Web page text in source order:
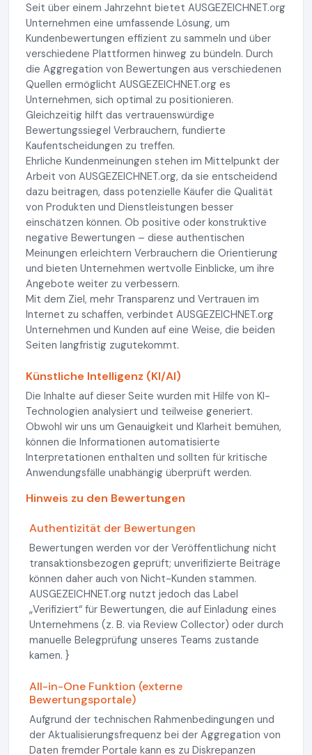
Seit über einem Jahrzehnt bietet AUSGEZEICHNET.org
Unternehmen eine umfassende Lösung, um
Kundenbewertungen effizient zu sammeln und über
verschiedene Plattformen hinweg zu bündeln. Durch
die Aggregation von Bewertungen aus verschiedenen
Quellen ermöglicht AUSGEZEICHNET.org es
Unternehmen, sich optimal zu positionieren.
Gleichzeitig hilft das vertrauenswürdige
Bewertungssiegel Verbrauchern, fundierte
Kaufentscheidungen zu treffen.
Ehrliche Kundenmeinungen stehen im Mittelpunkt der
Arbeit von AUSGEZEICHNET.org, da sie entscheidend
dazu beitragen, dass potenzielle Käufer die Qualität
von Produkten und Dienstleistungen besser
einschätzen können. Ob positive oder konstruktive
negative Bewertungen – diese authentischen
Meinungen erleichtern Verbrauchern die Orientierung
und bieten Unternehmen wertvolle Einblicke, um ihre
Angebote weiter zu verbessern.
Mit dem Ziel, mehr Transparenz und Vertrauen im
Internet zu schaffen, verbindet AUSGEZEICHNET.org
Unternehmen und Kunden auf eine Weise, die beiden
Seiten langfristig zugutekommt.
Künstliche Intelligenz (KI/AI)
Die Inhalte auf dieser Seite wurden mit Hilfe von KI-
Technologien analysiert und teilweise generiert.
Obwohl wir uns um Genauigkeit und Klarheit bemühen,
können die Informationen automatisierte
Interpretationen enthalten und sollten für kritische
Anwendungsfälle unabhängig überprüft werden.
Hinweis zu den Bewertungen
Authentizität der Bewertungen
Bewertungen werden vor der Veröffentlichung nicht
transaktionsbezogen geprüft; unverifizierte Beiträge
können daher auch von Nicht-Kunden stammen.
AUSGEZEICHNET.org nutzt jedoch das Label
„Verifiziert“ für Bewertungen, die auf Einladung eines
Unternehmens (z. B. via Review Collector) oder durch
manuelle Belegprüfung unseres Teams zustande
kamen. }
All-in-One Funktion (externe
Bewertungsportale)
Aufgrund der technischen Rahmenbedingungen und
der Aktualisierungsfrequenz bei der Aggregation von
Daten fremder Portale kann es zu Diskrepanzen